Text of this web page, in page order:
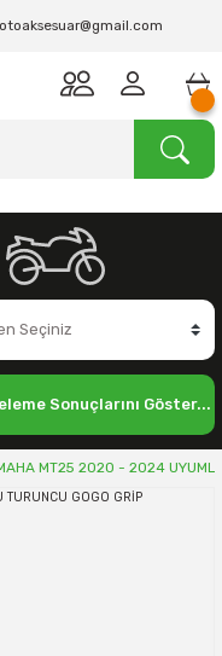
Sonuçlarını Göster...
MT25 2020 - 2024